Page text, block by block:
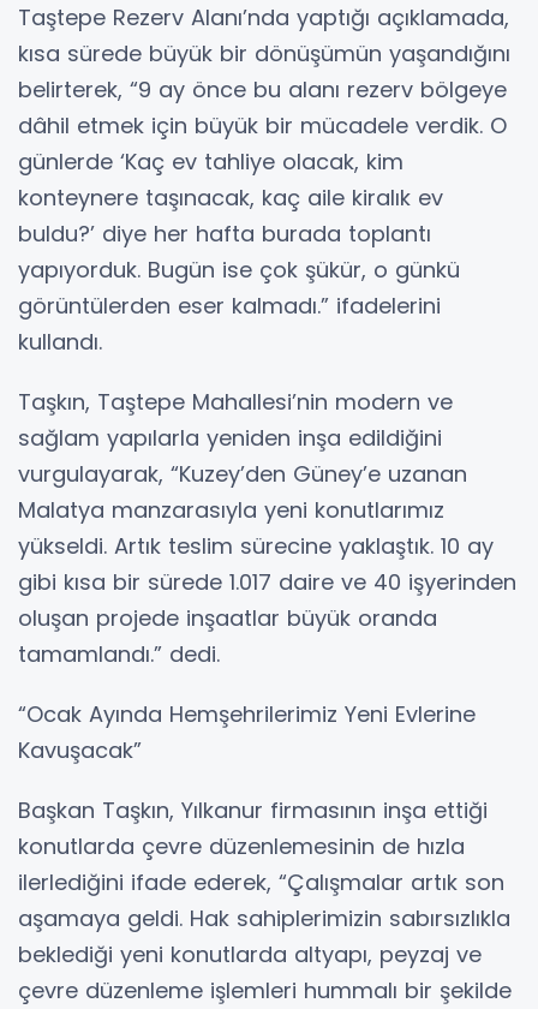
Taştepe Rezerv Alanı’nda yaptığı açıklamada,
kısa sürede büyük bir dönüşümün yaşandığını
belirterek, “9 ay önce bu alanı rezerv bölgeye
dâhil etmek için büyük bir mücadele verdik. O
günlerde ‘Kaç ev tahliye olacak, kim
konteynere taşınacak, kaç aile kiralık ev
buldu?’ diye her hafta burada toplantı
yapıyorduk. Bugün ise çok şükür, o günkü
görüntülerden eser kalmadı.” ifadelerini
kullandı.
Taşkın, Taştepe Mahallesi’nin modern ve
sağlam yapılarla yeniden inşa edildiğini
vurgulayarak, “Kuzey’den Güney’e uzanan
Malatya manzarasıyla yeni konutlarımız
yükseldi. Artık teslim sürecine yaklaştık. 10 ay
gibi kısa bir sürede 1.017 daire ve 40 işyerinden
oluşan projede inşaatlar büyük oranda
tamamlandı.” dedi.
“Ocak Ayında Hemşehrilerimiz Yeni Evlerine
Kavuşacak”
Başkan Taşkın, Yılkanur firmasının inşa ettiği
konutlarda çevre düzenlemesinin de hızla
ilerlediğini ifade ederek, “Çalışmalar artık son
aşamaya geldi. Hak sahiplerimizin sabırsızlıkla
beklediği yeni konutlarda altyapı, peyzaj ve
çevre düzenleme işlemleri hummalı bir şekilde